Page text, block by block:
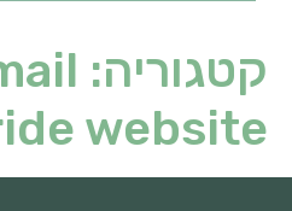
קטגוריה:
website